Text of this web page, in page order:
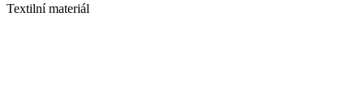
Textilní materiál